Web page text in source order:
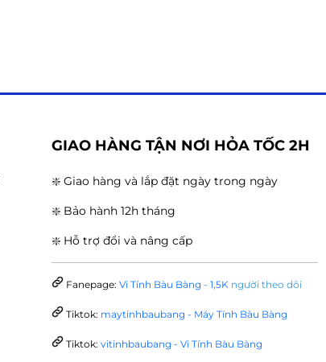
GIAO HÀNG TẬN NƠI HỎA TỐC 2H
❇️ Giao hàng và lắp đặt ngày trong ngày
❇️ Bảo hành 12h tháng
❇️ Hỗ trợ đổi và nâng cấp
Fanepage: Vi Tính Bàu Bàng - 1,5K người theo dõi
Tiktok: maytinhbaubang - Máy Tính Bàu Bàng
Tiktok: vitinhbaubang - Vi Tính Bàu Bàng